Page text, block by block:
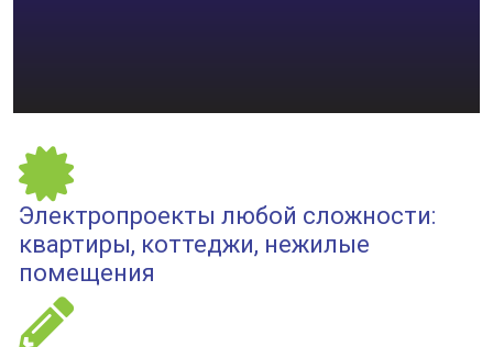
Электропроекты любой сложности:
квартиры, коттеджи, нежилые
помещения